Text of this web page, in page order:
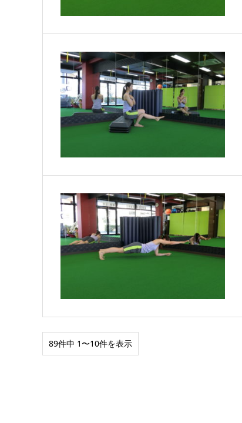
89件中 1〜10件を表示